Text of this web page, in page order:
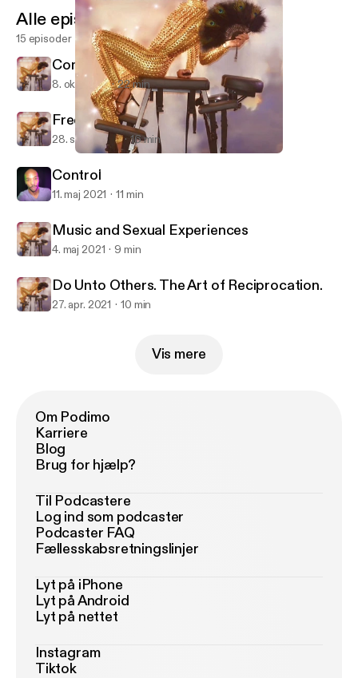
Sexuality On Oh No, The ZoeZo Show!
Alle episoder
15 episoder
Come Out With Pride
8. okt. 2021 22 min
Free To Be Me
28. sept. 2021 16 min
Control
11. maj 2021 11 min
Music and Sexual Experiences
4. maj 2021 9 min
Do Unto Others. The Art of Reciprocation.
27. apr. 2021 10 min
Vis mere
Om Podimo
Karriere
Blog
Brug for hjælp?
Til Podcastere
Log ind som podcaster
Podcaster FAQ
Fællesskabsretningslinjer
Lyt på iPhone
Lyt på Android
Lyt på nettet
Instagram
Tiktok